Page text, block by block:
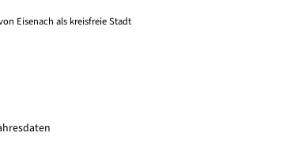
Eisenach als kreisfreie Stadt